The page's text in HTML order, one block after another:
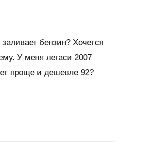
бензин? Хочется
У меня легаси 2007
проще и дешевле 92?